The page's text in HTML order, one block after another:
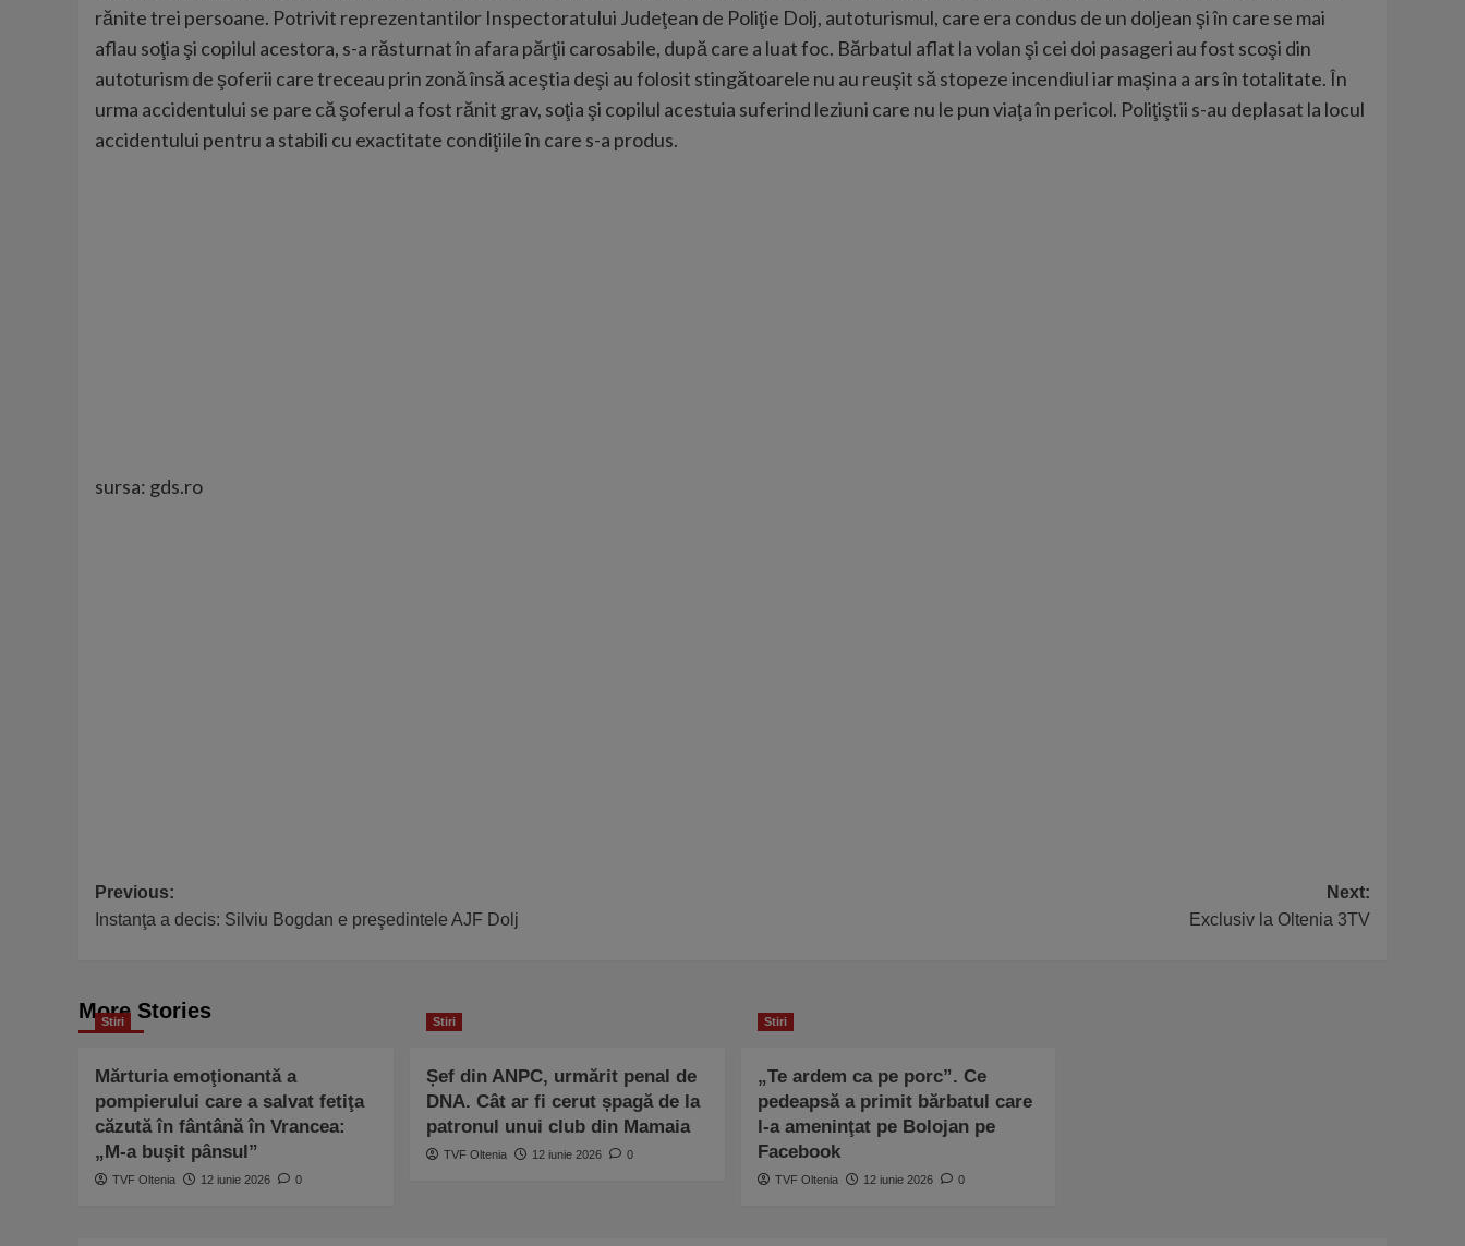
rănite trei persoane. Potrivit reprezentantilor Inspectoratului Judeţean de Poliţie Dolj, autoturismul, care era condus de un doljean şi în care se mai
aflau soţia şi copilul acestora, s-a răsturnat în afara părţii carosabile, după care a luat foc. Bărbatul aflat la volan şi cei doi pasageri au fost scoşi din
autoturism de şoferii care treceau prin zonă însă aceştia deşi au folosit stingătoarele nu au reuşit să stopeze incendiul iar maşina a ars în totalitate. În
urma accidentului se pare că şoferul a fost rănit grav, soţia şi copilul acestuia suferind leziuni care nu le pun viaţa în pericol. Poliţiştii s-au deplasat la locul
accidentului pentru a stabili cu exactitate condiţiile în care s-a produs.
sursa: gds.ro
Post
navigation
Previous:
Instanţa a decis: Silviu Bogdan e preşedintele AJF Dolj
Next:
Exclusiv la Oltenia 3TV
More Stories
Stiri
Mărturia emoţionantă a
pompierului care a salvat fetiţa
căzută în fântână în Vrancea:
„M-a buşit pânsul”
TVF Oltenia 12 iunie 2026 0
Stiri
Șef din ANPC, urmărit penal de
DNA. Cât ar fi cerut șpagă de la
patronul unui club din Mamaia
TVF Oltenia 12 iunie 2026 0
Stiri
„Te ardem ca pe porc”. Ce
pedeapsă a primit bărbatul care
l-a ameninţat pe Bolojan pe
Facebook
TVF Oltenia 12 iunie 2026 0